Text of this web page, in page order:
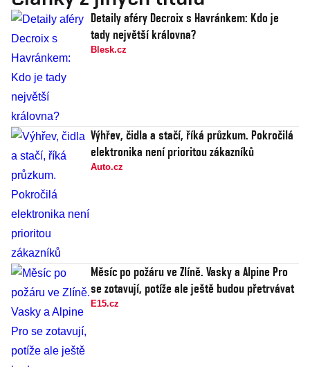
Detaily aféry Decroix s Havránkem: Kdo je
tady největší královna?
Blesk.cz
Výhřev, čidla a stačí, říká průzkum. Pokročilá
elektronika není prioritou zákazníků
Auto.cz
Měsíc po požáru ve Zlíně. Vasky a Alpine Pro
se zotavují, potíže ale ještě budou přetrvávat
E15.cz